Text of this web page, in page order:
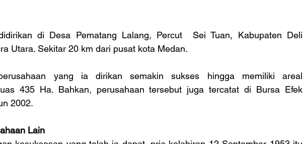
di Desa Pematang Lalang, Percut  Sei Tuan, Kabupaten Deli
Utara. Sekitar 20 km dari pusat kota Medan.
yang ia dirikan semakin sukses hingga memiliki areal
435 Ha. Bahkan, perusahaan tersebut juga tercatat di Bursa Efek
2002.
Lain